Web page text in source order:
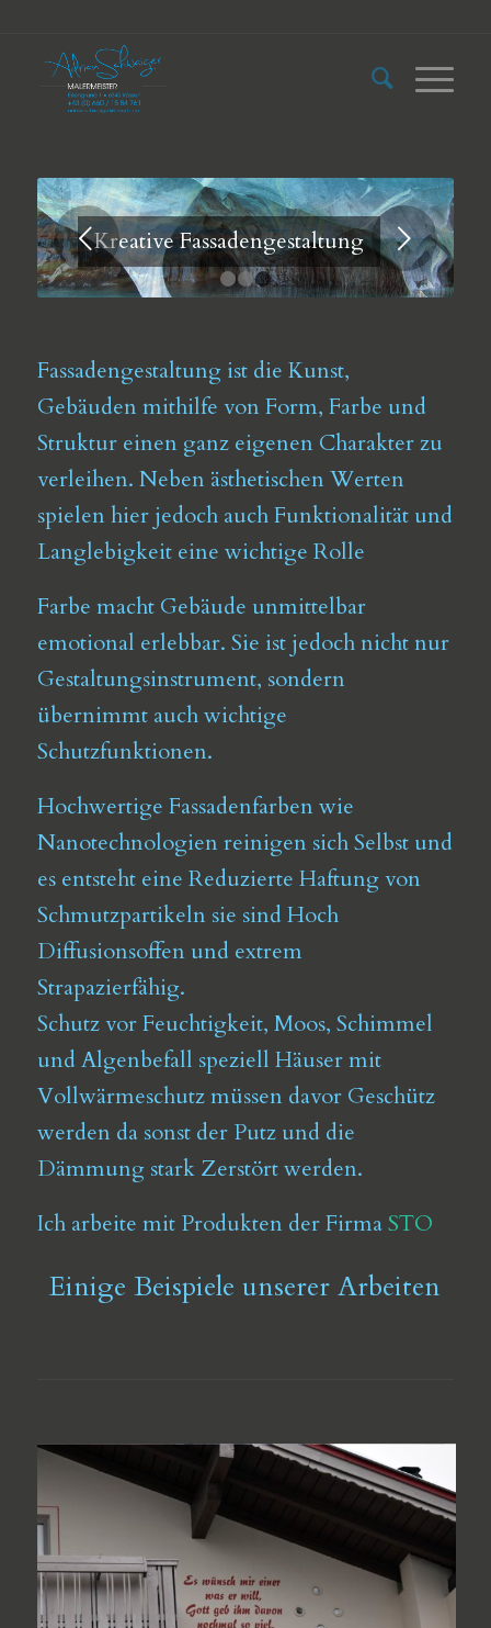
Weiter
1 2 3
Kreative Fassadengestaltung
Fassadengestaltung ist die Kunst,
Gebäuden mithilfe von Form, Farbe und
Struktur einen ganz eigenen Charakter zu
verleihen. Neben ästhetischen Werten
spielen hier jedoch auch Funktionalität und
Langlebigkeit eine wichtige Rolle
Farbe macht Gebäude unmittelbar
emotional erlebbar. Sie ist jedoch nicht nur
Gestaltungsinstrument, sondern
übernimmt auch wichtige
Schutzfunktionen.
Hochwertige Fassadenfarben wie
Nanotechnologien reinigen sich Selbst und
es entsteht eine Reduzierte Haftung von
Schmutzpartikeln sie sind Hoch
Diffusionsoffen und extrem
Strapazierfähig.
Schutz vor Feuchtigkeit, Moos, Schimmel
und Algenbefall speziell Häuser mit
Vollwärmeschutz müssen davor Geschütz
werden da sonst der Putz und die
Dämmung stark Zerstört werden.
Ich arbeite mit Produkten der FirmaSTO
Einige Beispiele unserer Arbeiten